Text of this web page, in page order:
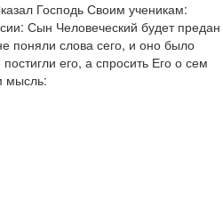
Господь Своим ученикам:
Сын Человеческий будет предан
поняли слова сего, и оно было
его, а спросить Его о сем
мысль: